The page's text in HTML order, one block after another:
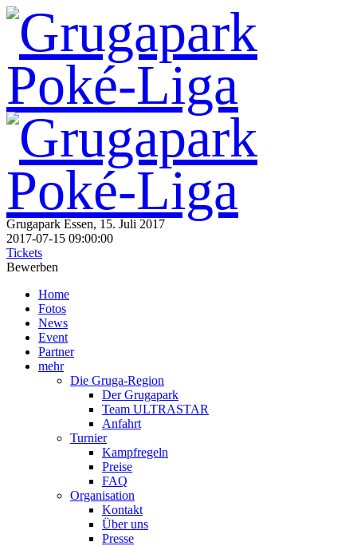
Grugapark Essen, 15. Juli 2017
2017-07-15 09:00:00
Tickets
Bewerben
Home
Fotos
News
Event
Partner
mehr
Die Gruga-Region
Der Grugapark
Team ULTRASTAR
Anfahrt
Turnier
Kampfregeln
Preise
FAQ
Organisation
Kontakt
Über uns
Presse